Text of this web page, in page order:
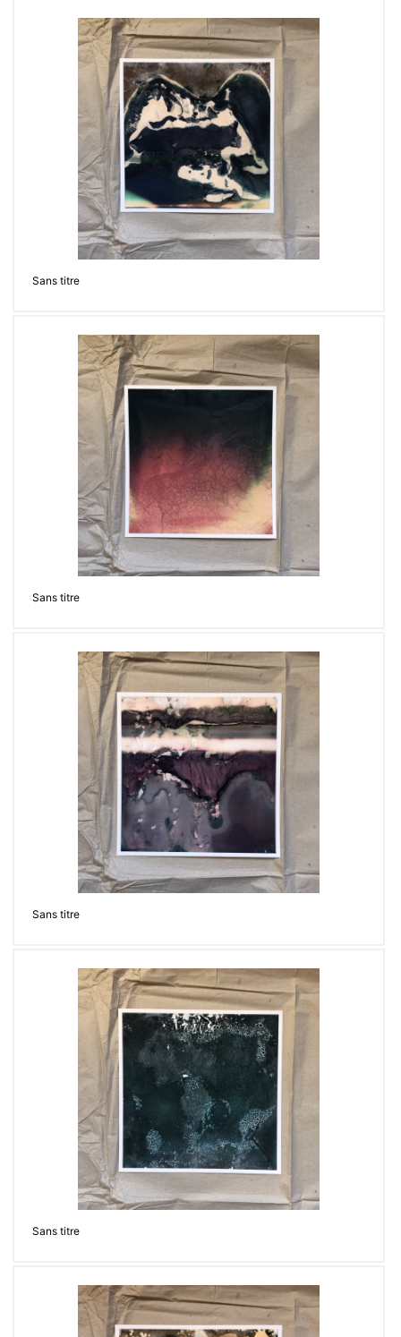
Sans titre
Sans titre
Sans titre
Sans titre